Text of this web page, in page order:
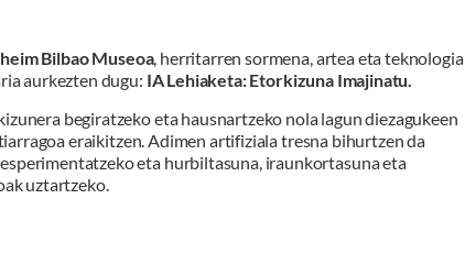
Bilbao Museoa, herritarren sormena, artea eta teknologia
aurkezten dugu: IA Lehiaketa: Etorkizuna Imajinatu.
begiratzeko eta hausnartzeko nola lagun diezagukeen
eraikitzen. Adimen artifiziala tresna bihurtzen da
eta hurbiltasuna, iraunkortasuna eta
uztartzeko.